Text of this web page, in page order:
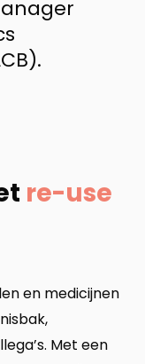
re-use
en medicijnen
Met een